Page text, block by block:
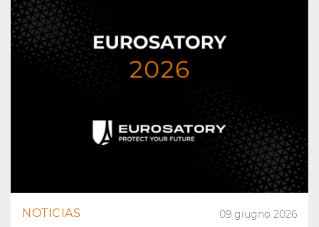
NOTICIAS 09 giugno 2026